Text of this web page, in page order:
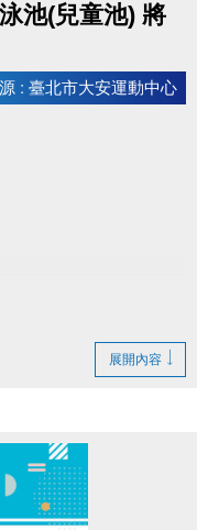
池(兒童池) 將
: 臺北市大安運動中心
展開內容